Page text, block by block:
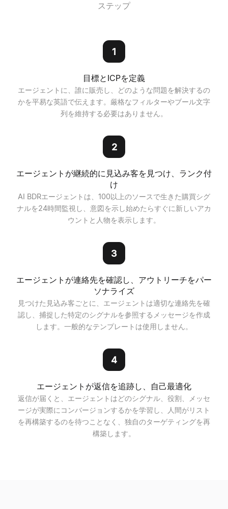
ステップ
1
目標とICPを定義
エージェントに、誰に販売し、どのような問題を解決するの
かを平易な英語で伝えます。厳格なフィルターやブール文字
列を維持する必要はありません。
2
エージェントが継続的に見込み客を見つけ、ランク付
け
AI BDRエージェントは、100以上のソースで生きた購買シグ
ナルを24時間監視し、意図を示し始めたらすぐに新しいアカ
ウントと人物を表示します。
3
エージェントが連絡先を確認し、アウトリーチをパー
ソナライズ
見つけた見込み客ごとに、エージェントは適切な連絡先を確
認し、捕捉した特定のシグナルを参照するメッセージを作成
します。一般的なテンプレートは使用しません。
4
エージェントが返信を追跡し、自己最適化
返信が届くと、エージェントはどのシグナル、役割、メッセ
ージが実際にコンバージョンするかを学習し、人間がリスト
を再構築するのを待つことなく、独自のターゲティングを再
構築します。